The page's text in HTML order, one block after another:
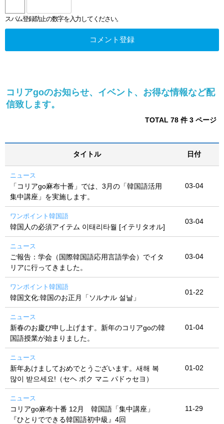
スパム登録防止の数字を入力してください。
コリアgoのお知らせ、イベント、お得な情報など配
信致します。
TOTAL 78 件3 ページ
タイトル 日付
ニュース
「コリアgo麻布十番」では、3月の「韓国語活用
集中講座」を実施します。
03-04
ワンポイント韓国語
韓国人の必須アイテム 이태리타월 [イテリタオル]
03-04
ニュース
ご報告：学会（国際韓国語応用言語学会）でイタ
リアに行ってきました。
03-04
ワンポイント韓国語
韓国文化:韓国のお正月「ソルナル 설날」
01-22
ニュース
新春のお慶び申し上げます。新年のコリアgoの韓
国語授業が始まりました。
01-04
ニュース
新年あけましておめでとうございます。새해 복
많이 받으세요!（セヘ ポク マニ パドゥセヨ）
01-02
ニュース
コリアgo麻布十番 12月 韓国語「集中講座」
『ひとりでできる韓国語初中級』4回
11-29